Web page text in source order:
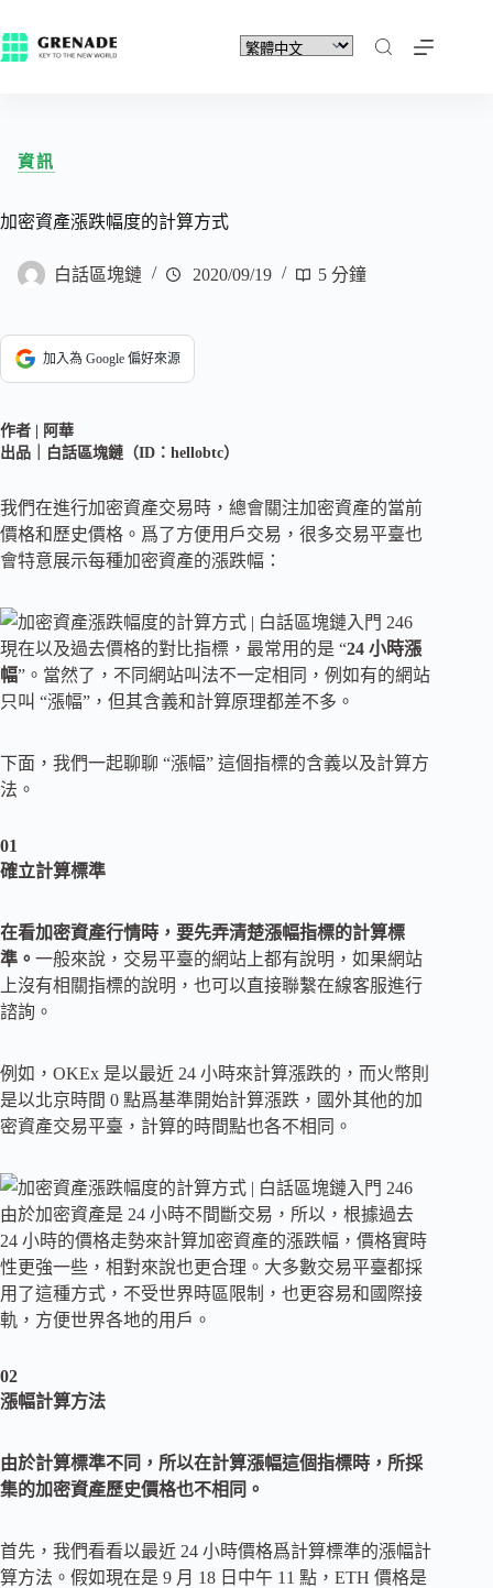
資訊
加密資產漲跌幅度的計算方式
白話區塊鏈 2020/09/19 5 分鐘
加入為 Google 偏好來源
作者 | 阿華
出品｜白話區塊鏈（ID：hellobtc）
我們在進行加密資產交易時，總會關注加密資產的當前
價格和歷史價格。爲了方便用戶交易，很多交易平臺也
會特意展示每種加密資產的漲跌幅：
現在以及過去價格的對比指標，最常用的是 “24 小時漲
幅”。當然了，不同網站叫法不一定相同，例如有的網站
只叫 “漲幅”，但其含義和計算原理都差不多。
下面，我們一起聊聊 “漲幅” 這個指標的含義以及計算方
法。
01
確立計算標準
在看加密資產行情時，要先弄清楚漲幅指標的計算標
準。 一般來說，交易平臺的網站上都有說明，如果網站
上沒有相關指標的說明，也可以直接聯繫在線客服進行
諮詢。
例如，OKEx 是以最近 24 小時來計算漲跌的，而火幣則
是以北京時間 0 點爲基準開始計算漲跌，國外其他的加
密資產交易平臺，計算的時間點也各不相同。
由於加密資產是 24 小時不間斷交易，所以，根據過去
24 小時的價格走勢來計算加密資產的漲跌幅，價格實時
性更強一些，相對來說也更合理。大多數交易平臺都採
用了這種方式，不受世界時區限制，也更容易和國際接
軌，方便世界各地的用戶。
02
漲幅計算方法
由於計算標準不同，所以在計算漲幅這個指標時，所採
集的加密資產歷史價格也不相同。
首先，我們看看以最近 24 小時價格爲計算標準的漲幅計
算方法。假如現在是 9 月 18 日中午 11 點，ETH 價格是